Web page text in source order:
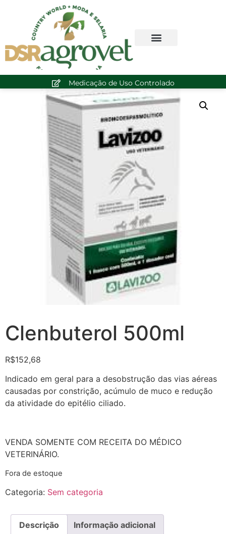
Medicação de Uso Controlado
Clenbuterol 500ml
R$152,68
Indicado em geral para a desobstrução das vias aéreas
causadas por constrição, acúmulo de muco e redução
da atividade do epitélio ciliado.
VENDA SOMENTE COM RECEITA DO MÉDICO
VETERINÁRIO.
Fora de estoque
Categoria: Sem categoria
Descrição Informação adicional